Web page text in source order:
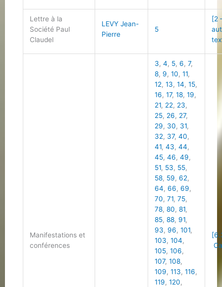
Lettre à la
Société Paul
Claudel
LEVY Jean-
Pierre
5
[2
Manifestations et
conférences
3,4, 5,6,7,
8, 9,10,11,
12,13,14,15,
16,17,18,19,
21, 22, 23,
25, 26, 27,
29, 30, 31,
32, 37,40,
41,43,44,
45,46,49,
51, 53, 55,
58, 59,62,
64,66,69,
70,71,75,
78,80,81,
85,88, 91,
93, 96,101,
103,104,
105,106,
107,108,
109,113,116,
119,120,